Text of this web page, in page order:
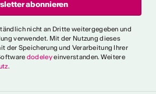
nicht an Dritte weitergegeben und
verwendet. Mit der Nutzung dieses
der Speicherung und Verarbeitung Ihrer
dodeleyeinverstanden. Weitere
.